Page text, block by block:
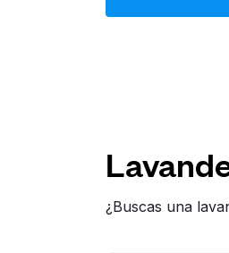
¿Buscas una